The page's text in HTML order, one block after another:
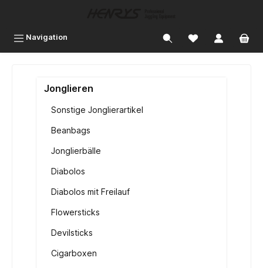
Navigation
Jonglieren
Sonstige Jonglierartikel
Beanbags
Jonglierbälle
Diabolos
Diabolos mit Freilauf
Flowersticks
Devilsticks
Cigarboxen